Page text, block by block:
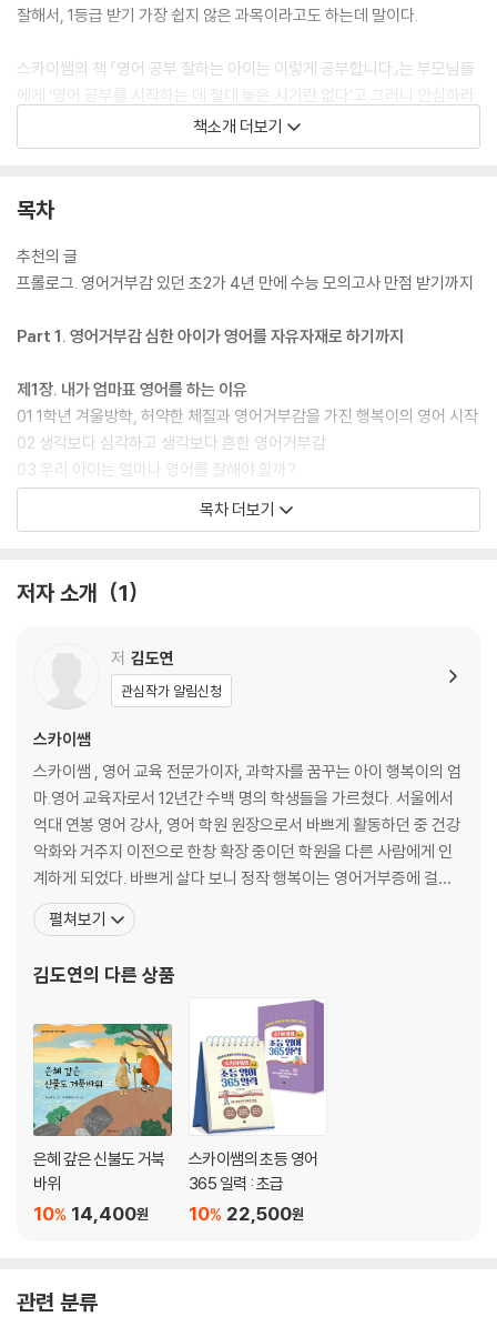
잘해서, 1등급 받기 가장 쉽지 않은 과목이라고도 하는데 말이다.
스카이쌤의 책 『영어 공부 잘하는 아이는 이렇게 공부합니다』는 부모님들
에게 ‘영어 공부를 시작하는 데 절대 늦은 시기란 없다’고 그러니 안심하라
고 이야기한다. 스카이쌤은 12년간 서울에서 수백 명 아이들에게 영어를
가르친 영어 교육 전문가다. 영어 교육 전문가이다 보니 ‘자녀가 어렸을 때
에 바빠서 아이 행복이는 할머니 손에 자랐다. 억대 연봉 학원 강사로, 영어
려 동네 학원에 갔다가 영어거부감이 생겨서 영어 동요만 틀어도 귀를 막
고 우는 상황이 되어 있었다. 설상가상 학원을 운영하며 오래 무리한 탓에
옮기게 되어 결단을 내렸다. ‘내 몸도, 아이도 돌볼 시기다.’ 그렇게 행복이
만인 초등 6학년 때 수능 모의고사 영어 영역을 47분 만에 풀고 만점을 받
았다.
『영어 공부 잘하는 아이는 이렇게 공부합니다』는 영어 교육 전문가인 스카
이쌤과 자녀 행복이가 직접 실행한, 영어를 넘어 전과목을 ‘자기주도로 공
부하는 아이’로 안내하는 학습 로드맵이 담긴 책이다. 영어만 들려도 귀를
스닝, 스피킹, 라이팅 코칭법까지, 아이 실력 발달에 맞춘 5단계 커리큘럼
책소개 더보기
목차
추천의 글
프롤로그. 영어거부감 있던 초2가 4년 만에 수능 모의고사 만점 받기까지
Part 1. 영어거부감 심한 아이가 영어를 자유자재로 하기까지
제1장. 내가 엄마표 영어를 하는 이유
01 1학년 겨울방학, 허약한 체질과 영어거부감을 가진 행복이의 영어 시작
02 생각보다 심각하고 생각보다 흔한 영어거부감
03 우리 아이는 얼마나 영어를 잘해야 할까?
제2장. 우리말 문해력이 곧 영어 실력이자 모든 실력이다
03 행복이는 영어만 올백일까? 우리말 문해력과 전 교과 성적
제3장. 엄마표(엄마도움표) 영어로 성공 확률 UP!
01 일부 외부의 도움을 받는 엄마도움표 영어도 고려하자
02 엄마표(엄마도움표) 영어의 장점은?
03 우리 아이는 4가지 영어 학습 유형 중 어디 속할까?
제4장. 엄마표(엄마도움표) 영어 교육의 전제조건
01 공부의 주체는 부모가 아니라 아이다
02 엄마표 영어를 두려워할 필요가 없는 이유
03 부모의 자신감과 지구력이 엄마표 영어를 성공으로 이끈다
Part 2. 4년 만에 수능 영어 만점 받은 5단계 커리큘럼
0단계. 엄마표 영어를 위한 준비운동하기
01 성공하는 엄마표 교육의 비결, 아이와 우선 친해지자
02 영어 공부 효율을 높이는 영어 준비운동
03 엄마표 영어의 토대 쌓기와 영어거부감 예방하기
04 영어에 앞서 공부 습관과 독서 습관 잡기
05 엄마표 영어를 위한 7가지 공부 습관과 독서 습관 팁
06 영어 교육철학과 목표 설정하기
07 ‘엄마표 영어’와 20가지의 ‘엄마도움표 영어’란
1단계. [0~6개월 차]주 4회 파닉스 배우기
03 조기영어교육, 빠를수록 좋을까?
목차 더보기
저자 소개 1
저 김도연
관심작가 알림신청
스카이쌤
스카이쌤 , 영어 교육 전문가이자, 과학자를 꿈꾸는 아이 행복이의 엄
마.영어 교육자로서 12년간 수백 명의 학생들을 가르쳤다. 서울에서
억대 연봉 영어 강사, 영어 학원 원장으로서 바쁘게 활동하던 중 건강
악화와 거주지 이전으로 한창 확장 중이던 학원을 다른 사람에게 인
계하게 되었다. 바쁘게 살다 보니 정작 행복이는 영어거부증에 걸려
영어동요만 틀어도 귀를 막고 우는 아이가 되어 있었다. 그렇게 모두
가 엄마표로 영어를 교육하기에는 늦었다고 생각하는 나이, 아홉 살
이 아니다. 모든 공부에는 한국어 문해력이 기본이 된다
펼쳐보기
김도연의 다른 상품
은혜 갚은 신불도 거북
바위
14,400원
10%
스카이쌤의 초등 영어
365 일력 : 초급
22,500원
10%
관련 분류